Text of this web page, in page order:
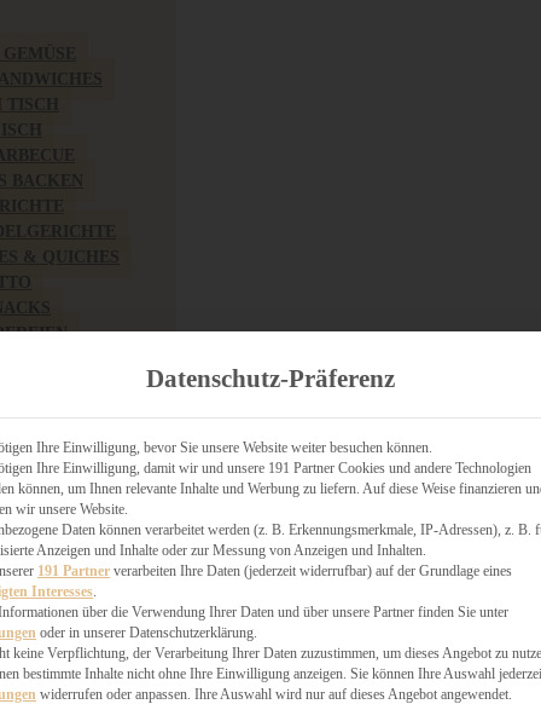
CHUTNEYS
Datenschutz-Präferenz
Ihre Einwilligung, bevor Sie unsere Website weiter besuchen können.
Ihre Einwilligung, damit wir und unsere 191 Partner Cookies und andere Technologien
können, um Ihnen relevante Inhalte und Werbung zu liefern. Auf diese Weise finanzieren
wir unsere Website.
Daten können verarbeitet werden (z. B. Erkennungsmerkmale, IP-Adressen), z. B.
Anzeigen und Inhalte oder zur Messung von Anzeigen und Inhalten.
191 Partner verarbeiten Ihre Daten (jederzeit widerrufbar) auf der Grundlage eines
Interesses
über die Verwendung Ihrer Daten und über unsere Partner finden Sie unter
oder in unserer Datenschutzerklärung.
keine Verpflichtung, der Verarbeitung Ihrer Daten zuzustimmen, um dieses Angebot zu
bestimmte Inhalte nicht ohne Ihre Einwilligung anzeigen. Sie können Ihre Auswahl
widerrufen oder anpassen. Ihre Auswahl wird nur auf dieses Angebot angewendet.